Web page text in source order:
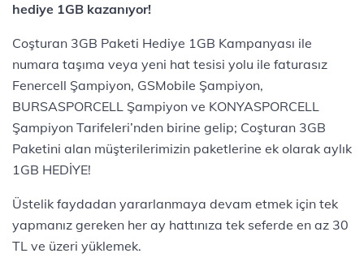
hediye 1GB kazanıyor!
Coşturan 3GB Paketi Hediye 1GB Kampanyası ile
numara taşıma veya yeni hat tesisi yolu ile faturasız
Fenercell Şampiyon, GSMobile Şampiyon,
BURSASPORCELL Şampiyon ve KONYASPORCELL
Şampiyon Tarifeleri’nden birine gelip; Coşturan 3GB
Paketini alan müşterilerimizin paketlerine ek olarak aylık
1GB HEDİYE!
Üstelik faydadan yararlanmaya devam etmek için tek
yapmanız gereken her ay hattınıza tek seferde en az 30
TL ve üzeri yüklemek.